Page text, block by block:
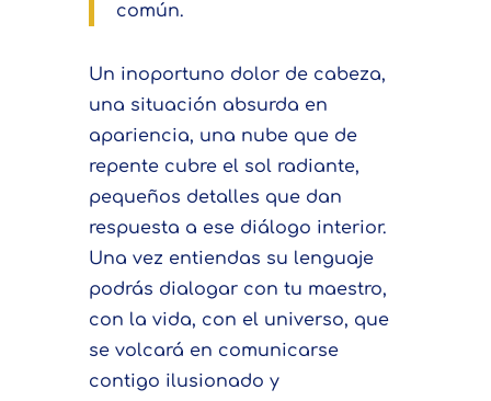
común.
Un inoportuno dolor de cabeza,
una situación absurda en
apariencia, una nube que de
repente cubre el sol radiante,
pequeños detalles que dan
respuesta a ese diálogo interior.
Una vez entiendas su lenguaje
podrás dialogar con tu maestro,
con la vida, con el universo, que
se volcará en comunicarse
contigo ilusionado y